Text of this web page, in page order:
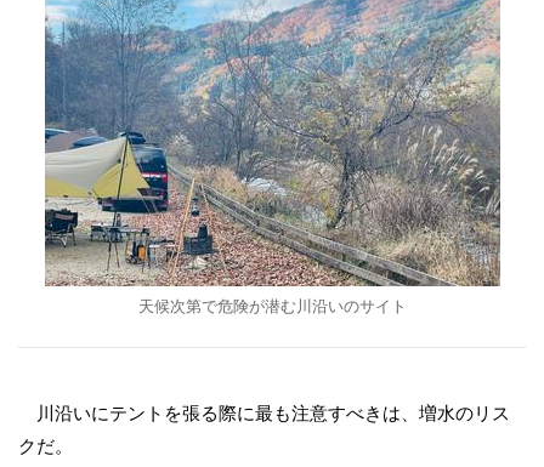
天候次第で危険が潜む川沿いのサイト
川沿いにテントを張る際に最も注意すべきは、増水のリス
クだ。